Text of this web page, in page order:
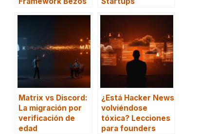
Matrix vs Discord:
La migración por
verificación de
edad
¿Está Hacker News
volviéndose
tóxica? Lecciones
para founders